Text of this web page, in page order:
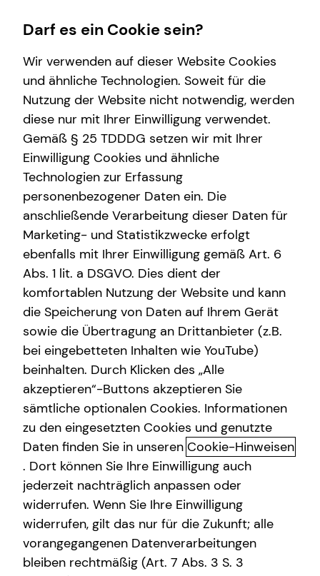
Finanzberatung
Kindervorsorge
Videoberatung
Investment
Karriere-Infos
Karrierechancen
Wissenswertes
Über tecis
Über mich
Service
Kundenportal
Schadenabwicklung
Dennis Höher
Senior Sales Manager
Anrede
Titel
Vorname
Nachname
Adresse
Hausnummer
Postleitzahl
Darf es ein Cookie sein?
Wir verwenden auf dieser Website Cookies
und ähnliche Technologien. Soweit für die
Nutzung der Website nicht notwendig, werden
diese nur mit Ihrer Einwilligung verwendet.
Gemäß § 25 TDDDG setzen wir mit Ihrer
Einwilligung Cookies und ähnliche
Technologien zur Erfassung
personenbezogener Daten ein. Die
anschließende Verarbeitung dieser Daten für
Marketing- und Statistikzwecke erfolgt
ebenfalls mit Ihrer Einwilligung gemäß Art. 6
Abs. 1 lit. a DSGVO. Dies dient der
komfortablen Nutzung der Website und kann
die Speicherung von Daten auf Ihrem Gerät
sowie die Übertragung an Drittanbieter (z.B.
bei eingebetteten Inhalten wie YouTube)
beinhalten. Durch Klicken des „Alle
akzeptieren“-Buttons akzeptieren Sie
sämtliche optionalen Cookies. Informationen
zu den eingesetzten Cookies und genutzte
Daten finden Sie in unseren Cookie-Hinweisen
. Dort können Sie Ihre Einwilligung auch
jederzeit nachträglich anpassen oder
widerrufen. Wenn Sie Ihre Einwilligung
widerrufen, gilt das nur für die Zukunft; alle
vorangegangenen Datenverarbeitungen
bleiben rechtmäßig (Art. 7 Abs. 3 S. 3